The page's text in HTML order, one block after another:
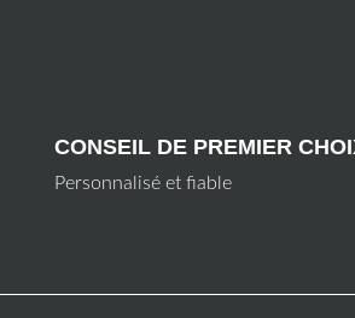
CONSEIL DE PREMIER
Personnalisé et fiable